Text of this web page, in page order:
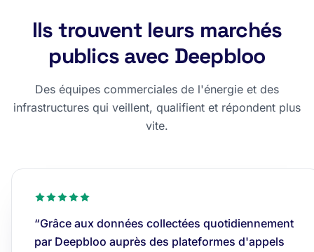
Ils trouvent leurs marchés
publics avec Deepbloo
Des équipes commerciales de l'énergie et des
infrastructures qui veillent, qualifient et répondent plus
vite.
“Grâce aux données collectées quotidiennement
par Deepbloo auprès des plateformes d'appels